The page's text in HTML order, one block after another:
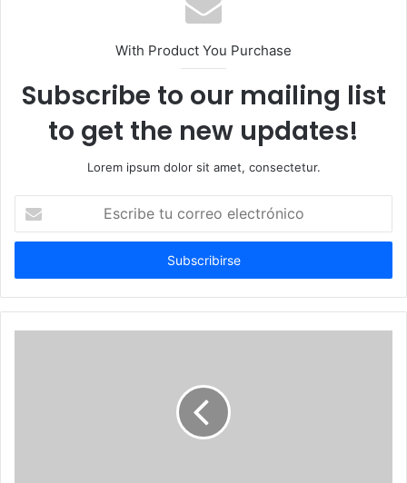
With Product You Purchase
Subscribe to our mailing list
to get the new updates!
Lorem ipsum dolor sit amet, consectetur.
correo